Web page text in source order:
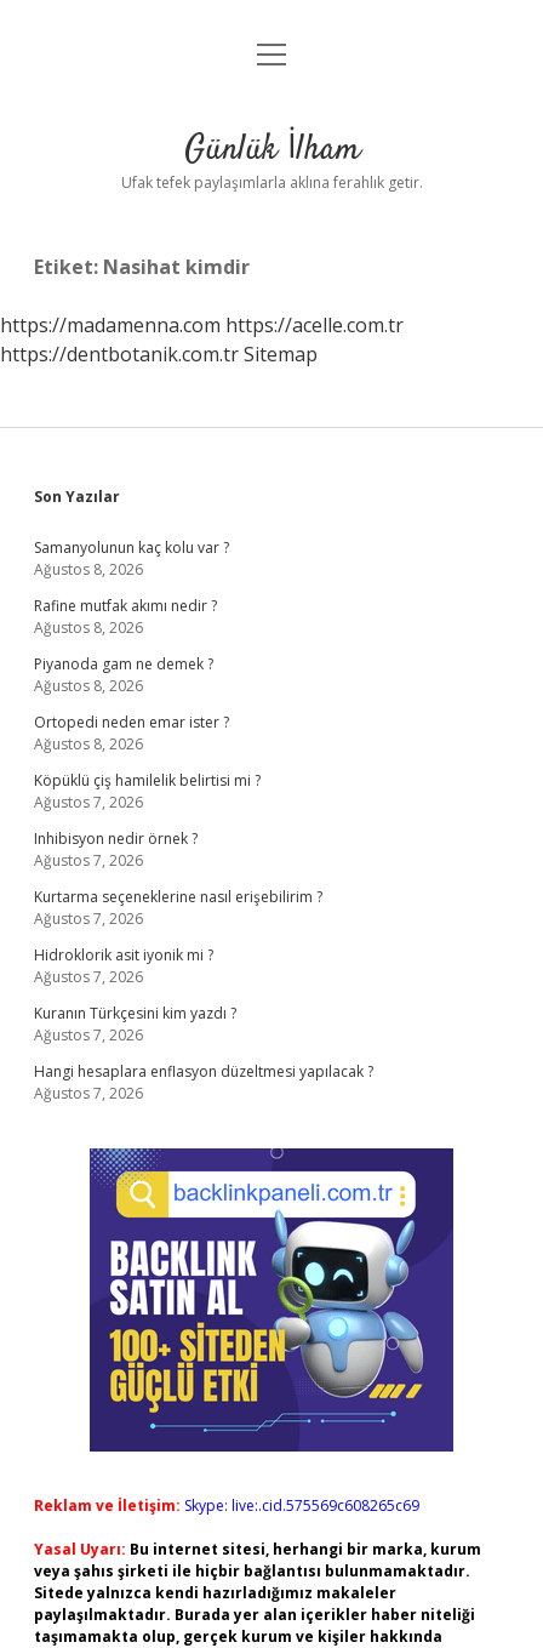
Anasayfa
Yasal Uyarı
menüyü
Günlük İlham
Ufak tefek paylaşımlarla aklına ferahlık getir.
Etiket: Nasihat kimdir
https://madamenna.com https://acelle.com.tr
https://dentbotanik.com.trSitemap
Sidebar
Son Yazılar
Samanyolunun kaç kolu var ?
Ağustos 8, 2026
Rafine mutfak akımı nedir ?
Ağustos 8, 2026
Piyanoda gam ne demek ?
Ağustos 8, 2026
Ortopedi neden emar ister ?
Ağustos 8, 2026
Köpüklü çiş hamilelik belirtisi mi ?
Ağustos 7, 2026
Inhibisyon nedir örnek ?
Ağustos 7, 2026
Kurtarma seçeneklerine nasıl erişebilirim ?
Ağustos 7, 2026
Hidroklorik asit iyonik mi ?
Ağustos 7, 2026
Kuranın Türkçesini kim yazdı ?
Ağustos 7, 2026
Hangi hesaplara enflasyon düzeltmesi yapılacak ?
Ağustos 7, 2026
Reklam ve İletişim: Skype: live:.cid.575569c608265c69
Yasal Uyarı: Bu internet sitesi, herhangi bir marka, kurum
veya şahıs şirketi ile hiçbir bağlantısı bulunmamaktadır.
Sitede yalnızca kendi hazırladığımız makaleler
paylaşılmaktadır. Burada yer alan içerikler haber niteliği
taşımamakta olup, gerçek kurum ve kişiler hakkında